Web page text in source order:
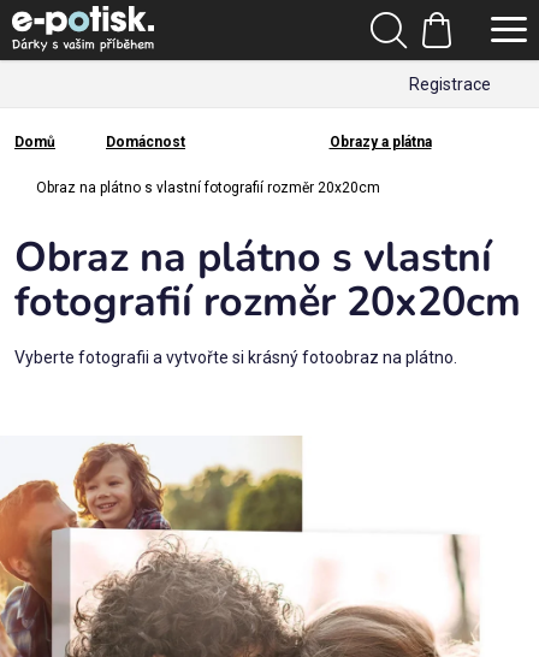
Přejít
na
obsah
Registrace
Hledat
Nákupní
košík
Kategorie
Dárek
pro
Rodina
Povolání,
zájmy a
sport
Příležitosti
Domů
Domů Domácnost Obrazy a plátna
Obraz na plátno s vlastní fotografií rozměr 20x20cm
Obraz na plátno s vlastní
fotografií rozměr 20x20cm
Vyberte fotografii a vytvořte si krásný fotoobraz na plátno.